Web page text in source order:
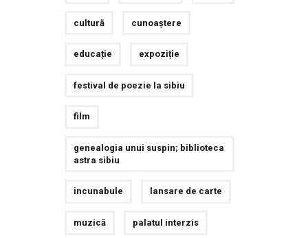
cultură cunoaștere
educație expoziție
festival de poezie la sibiu
film
genealogia unui suspin; biblioteca
astra sibiu
incunabule lansare de carte
muzică palatul interzis